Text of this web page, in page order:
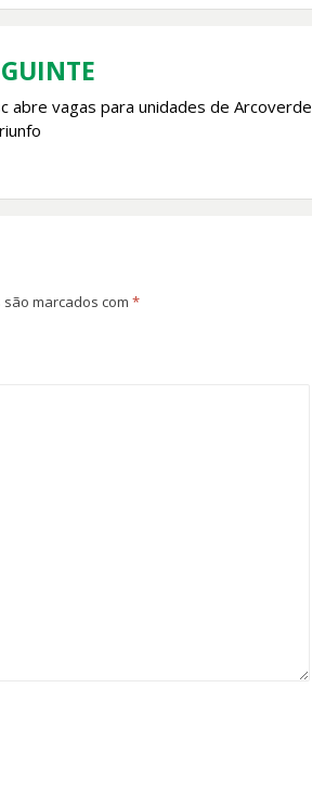
abre vagas para unidades de Arcoverde
marcados com *